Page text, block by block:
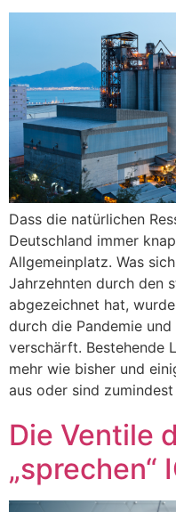
Dass die natürlichen
Deutschland immer
Allgemeinplatz. Was
Jahrzehnten durch den
abgezeichnet hat,
durch die Pandemie
verschärft. Bestehende
mehr wie bisher und
aus oder sind
Die Ventile
„sprechen“